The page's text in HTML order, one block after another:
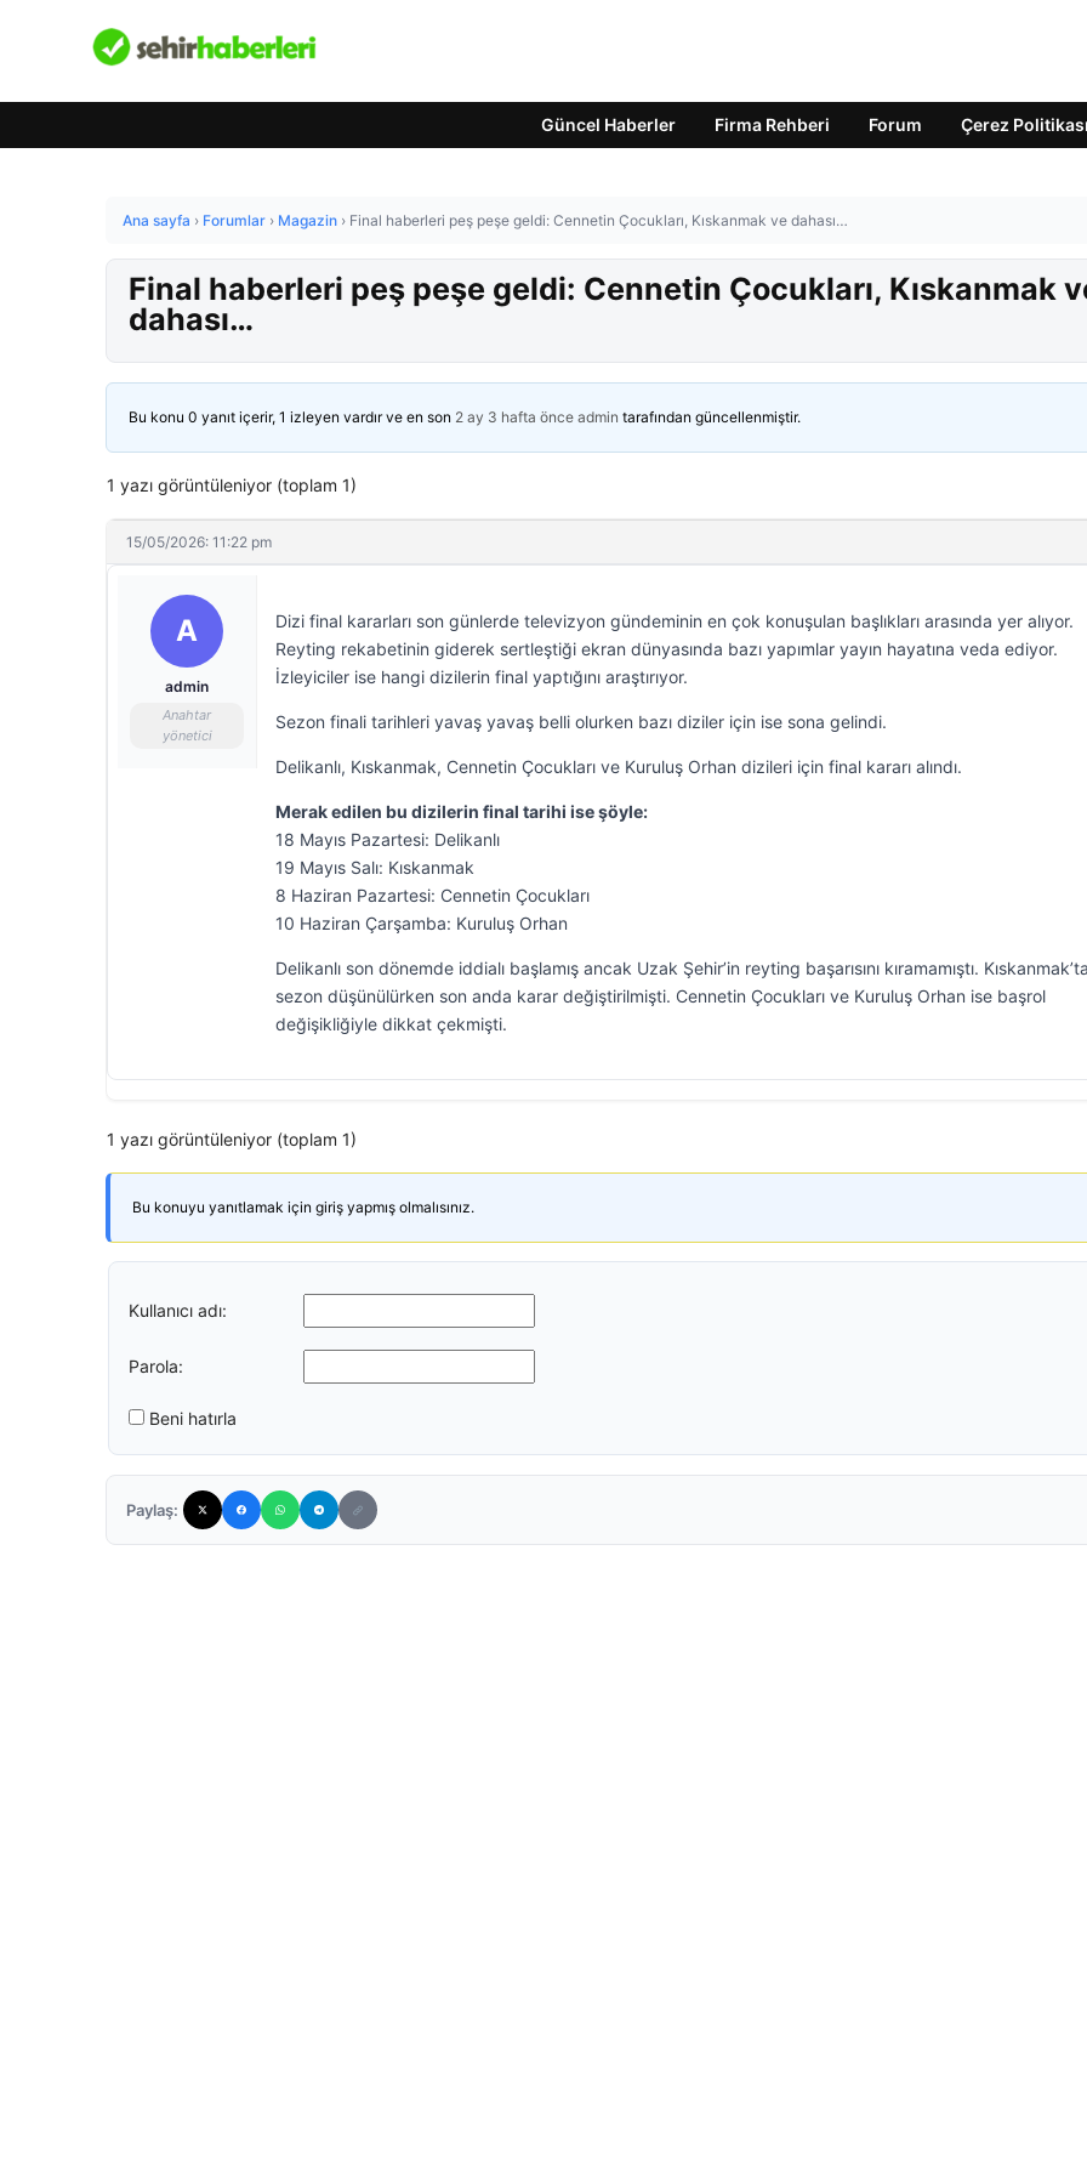
Güncel Haberler Firma Rehberi Forum Çerez Politikası
Ana sayfa › Forumlar › Magazin › Final haberleri peş peşe geldi: Cennetin Çocukları, Kıskanmak ve dahası…
Final haberleri peş peşe geldi: Cennetin Çocukları, Kıskanmak
dahası…
Bu konu 0 yanıt içerir, 1 izleyen vardır ve en son 2 ay 3 hafta önce admin tarafından güncellenmiştir.
1 yazı görüntüleniyor (toplam 1)
15/05/2026: 11:22 pm
A
admin
Anahtar
yönetici
Dizi final kararları son günlerde televizyon gündeminin en çok konuşulan başlıkları arasında yer alıyor.
Reyting rekabetinin giderek sertleştiği ekran dünyasında bazı yapımlar yayın hayatına veda ediyor.
İzleyiciler ise hangi dizilerin final yaptığını araştırıyor.
Sezon finali tarihleri yavaş yavaş belli olurken bazı diziler için ise sona gelindi.
Delikanlı, Kıskanmak, Cennetin Çocukları ve Kuruluş Orhan dizileri için final kararı alındı.
Merak edilen bu dizilerin final tarihi ise şöyle:
18 Mayıs Pazartesi: Delikanlı
19 Mayıs Salı: Kıskanmak
8 Haziran Pazartesi: Cennetin Çocukları
10 Haziran Çarşamba: Kuruluş Orhan
Delikanlı son dönemde iddialı başlamış ancak Uzak Şehir’in reyting başarısını kıramamıştı.
sezon düşünülürken son anda karar değiştirilmişti. Cennetin Çocukları ve Kuruluş Orhan ise başrol
değişikliğiyle dikkat çekmişti.
1 yazı görüntüleniyor (toplam 1)
Bu konuyu yanıtlamak için giriş yapmış olmalısınız.
Kullanıcı adı:
Parola:
Beni hatırla
Paylaş: